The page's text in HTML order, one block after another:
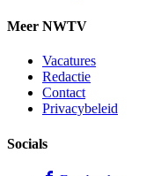
Meer NWTV
Vacatures
Redactie
Contact
Privacybeleid
Socials